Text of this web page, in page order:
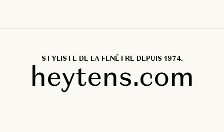
STYLISTE DE LA FENÊTRE DEPUIS 1974.
heytens.com